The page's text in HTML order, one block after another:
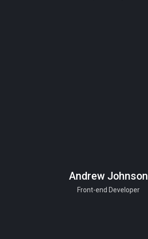
Andrew Johnson
Front-end Developer